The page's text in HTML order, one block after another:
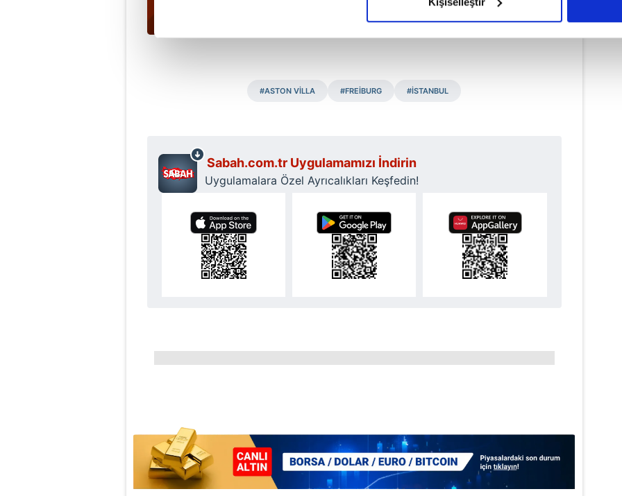
Her halükârda, kullanıcılar, bu çerezlere izin vermedikleri takdirde, kullanıcılara hedefli
amacıyla kullanılmaktadır. Diğer çerezler, sitemizin daha işlevsel kılınması ve
butonuna tıklayabilir,
Çerez Bilgilendirme Metnimizi
6698 sayılı Kişisel Verilerin Korunması Kanunu uyarınca hazırlanmış Aydınlatma Metnimizi
#ASTON VİLLA #FREİBURG #İSTANBUL
Sabah.com.tr Uygulamamızı İndirin
Uygulamalara Özel Ayrıcalıkları Keşfedin!